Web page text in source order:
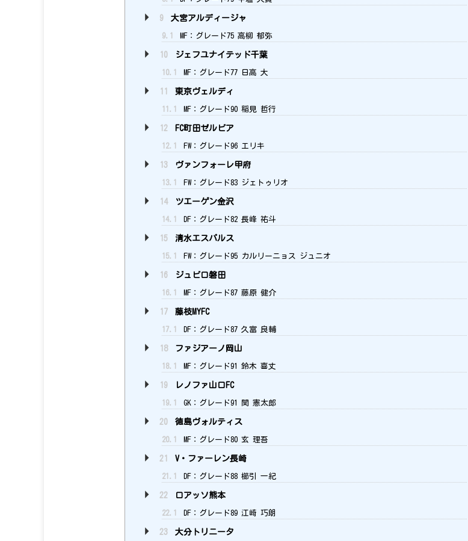
9 大宮アルディージャ
9.1 MF：グレード75 高柳 郁弥
10 ジェフユナイテッド千葉
10.1 MF：グレード77 日高 大
11 東京ヴェルディ
11.1 MF：グレード90 稲見 哲行
12 FC町田ゼルビア
12.1 FW：グレード96 エリキ
13 ヴァンフォーレ甲府
13.1 FW：グレード83 ジェトゥリオ
14 ツエーゲン金沢
14.1 DF：グレード82 長峰 祐斗
15 清水エスパルス
15.1 FW：グレード95 カルリーニョス ジュニオ
16 ジュビロ磐田
16.1 MF：グレード87 藤原 健介
17 藤枝MYFC
17.1 DF：グレード87 久富 良輔
18 ファジアーノ岡山
18.1 MF：グレード91 鈴木 喜丈
19 レノファ山口FC
19.1 GK：グレード91 関 憲太郎
20 徳島ヴォルティス
20.1 MF：グレード80 玄 理吾
21 V・ファーレン長崎
21.1 DF：グレード88 櫛引 一紀
22 ロアッソ熊本
22.1 DF：グレード89 江崎 巧朗
23 大分トリニータ